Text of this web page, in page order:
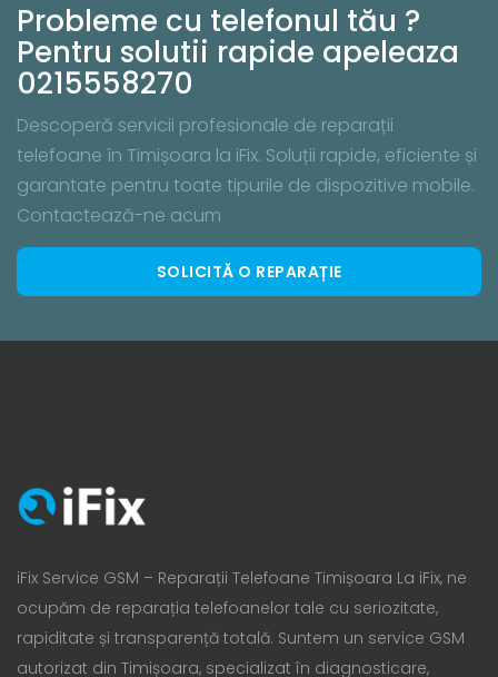
Probleme cu telefonul tău ?
Pentru solutii rapide apeleaza
0215558270
Descoperă servicii profesionale de reparații
telefoane în Timișoara la iFix. Soluții rapide, eficiente și
garantate pentru toate tipurile de dispozitive mobile.
Contactează-ne acum
SOLICITĂ O REPARAȚIE
iFix Service GSM – Reparații Telefoane Timișoara La iFix, ne
ocupăm de reparația telefoanelor tale cu seriozitate,
rapiditate și transparență totală. Suntem un service GSM
autorizat din Timișoara, specializat în diagnosticare,